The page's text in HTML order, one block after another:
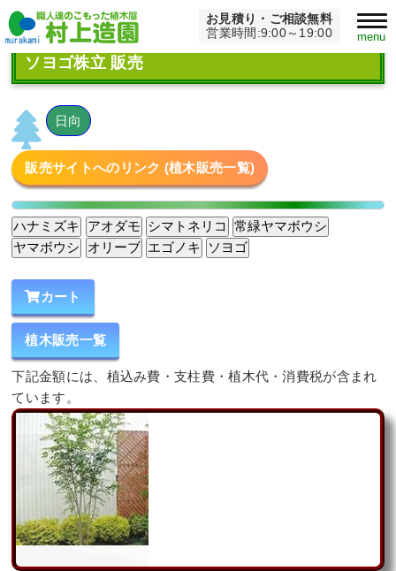
お見積り・ご相談無料
営業時間:9:00～19:00
menu
Home > 商品 > 商品ジャンル 常緑高木 > ソヨゴ株立 販売
ソヨゴ株立 販売
日向
販売サイトへのリンク (植木販売一覧)
カート
植木販売一覧
下記金額には、植込み費・支柱費・植木代・消費税が含まれ
ています。